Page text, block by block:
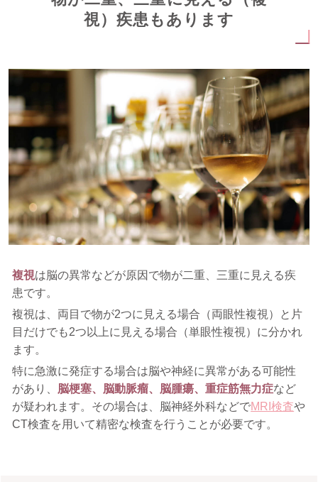
視）疾患もあります
複視は脳の異常などが原因で物が二重、三重に見える疾
患です。
複視は、両目で物が2つに見える場合（両眼性複視）と片
目だけでも2つ以上に見える場合（単眼性複視）に分かれ
ます。
特に急激に発症する場合は脳や神経に異常がある可能性
があり、 脳梗塞、脳動脈瘤、脳腫瘍、重症筋無力症など
が疑われます。その場合は、脳神経外科などでMRI検査や
CT検査を用いて精密な検査を行うことが必要です。